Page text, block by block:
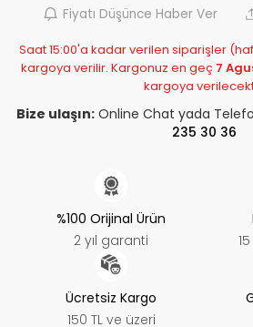
Fiyatı Düşünce Haber Ver
Saat 15:00'a kadar verilen siparişler
kargoya verilir. Kargonuz en geç 7
kargoya
Bize ulaşın:Online Chat yada
235 30 36
%100 Orijinal Ürün
2 yıl garanti
Ücretsiz Kargo
150 TL ve üzeri